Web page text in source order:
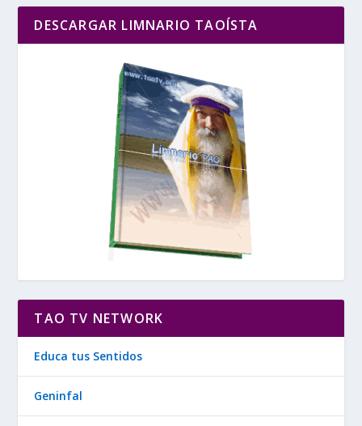
DESCARGAR LIMNARIO TAOÍSTA
TAO TV NETWORK
Educa tus Sentidos
Geninfal